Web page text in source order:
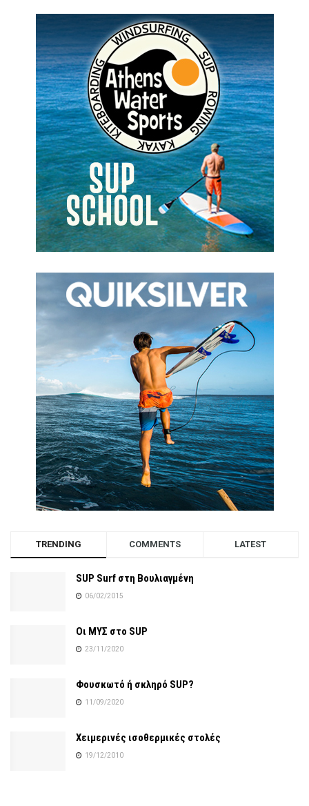
TRENDING COMMENTS LATEST
SUP Surf στη Βουλιαγμένη
06/02/2015
Οι ΜΥΣ στο SUP
23/11/2020
Φουσκωτό ή σκληρό SUP?
11/09/2020
Χειμερινές ισοθερμικές στολές
19/12/2010